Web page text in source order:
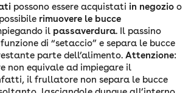
possono essere acquistati in negozio o
rimuovere le bucce
il passaverdura. Il passino
di “setaccio” e separa le bucce
parte dell’alimento. Attenzione:
non equivale ad impiegare il
il frullatore non separa le bucce